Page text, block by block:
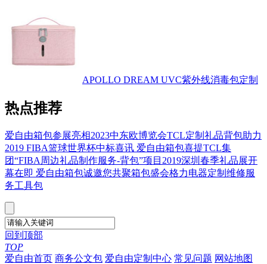
APOLLO DREAM UVC紫外线消毒包定制
热点推荐
爱自由箱包参展亮相2023中东欧博览会TCL定制礼品背包助力
2019 FIBA篮球世界杯中标喜讯 爱自由箱包喜提TCL集
团“FIBA周边礼品制作服务-背包”项目 2019深圳春季礼品展开
幕在即 爱自由箱包诚邀您共聚箱包盛会格力电器定制维修服
务工具包
回到顶部
TOP
爱自由首页 商务公文包 爱自由定制中心 常见问题 网站地图